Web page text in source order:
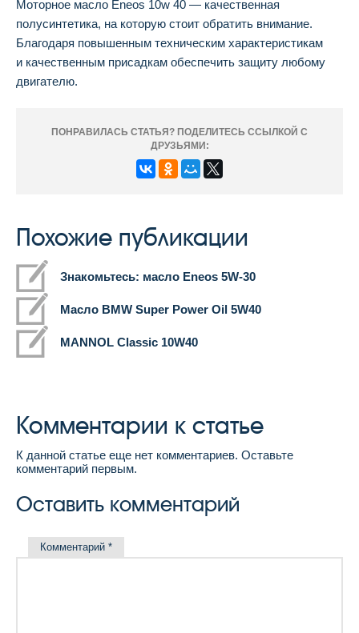
Моторное масло Eneos 10w 40 — качественная
полусинтетика, на которую стоит обратить внимание.
Благодаря повышенным техническим характеристикам
и качественным присадкам обеспечить защиту любому
двигателю.
ПОНРАВИЛАСЬ СТАТЬЯ? ПОДЕЛИТЕСЬ ССЫЛКОЙ С
ДРУЗЬЯМИ:
Похожие публикации
Знакомьтесь: масло Eneos 5W-30
Масло BMW Super Power Oil 5W40
MANNOL Classic 10W40
Комментарии к статье
К данной статье еще нет комментариев. Оставьте
комментарий первым.
Оставить комментарий
Комментарий *